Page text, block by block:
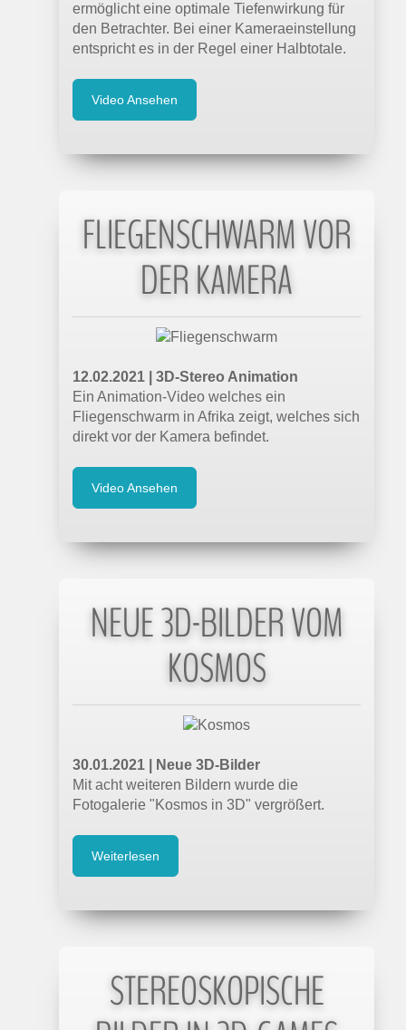
ermöglicht eine optimale Tiefenwirkung für
den Betrachter. Bei einer Kameraeinstellung
entspricht es in der Regel einer Halbtotale.
Video Ansehen
FLIEGENSCHWARM VOR
DER KAMERA
12.02.2021 | 3D-Stereo Animation
Ein Animation-Video welches ein
Fliegenschwarm in Afrika zeigt, welches sich
direkt vor der Kamera befindet.
Video Ansehen
NEUE 3D-BILDER VOM
KOSMOS
30.01.2021 | Neue 3D-Bilder
Mit acht weiteren Bildern wurde die
Fotogalerie "Kosmos in 3D" vergrößert.
Weiterlesen
STEREOSKOPISCHE